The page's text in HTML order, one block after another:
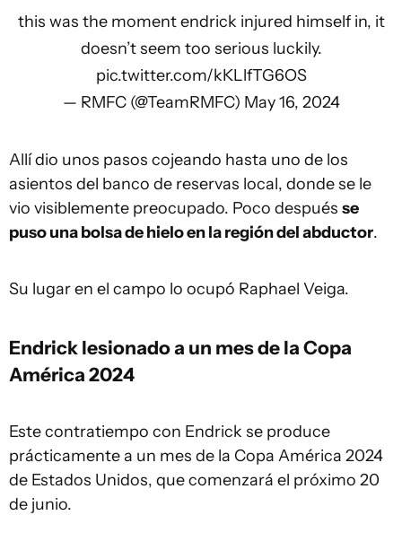
this was the moment endrick injured himself in, it
doesn’t seem too serious luckily.
pic.twitter.com/kKLlfTG6OS
— RMFC (@TeamRMFC) May 16, 2024
Allí dio unos pasos cojeando hasta uno de los
asientos del banco de reservas local, donde se le
vio visiblemente preocupado. Poco después se
puso una bolsa de hielo en la región del abductor.
Su lugar en el campo lo ocupó Raphael Veiga.
Endrick lesionado a un mes de laCopa
América 2024
Este contratiempo con Endrick se produce
prácticamente a un mes de la Copa América 2024
de Estados Unidos, que comenzará el próximo 20
de junio.